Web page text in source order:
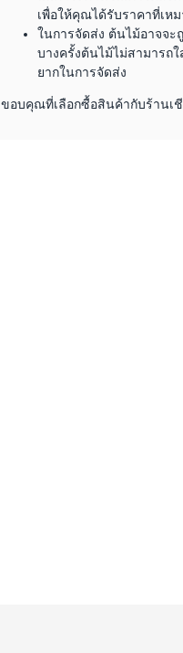
เพื่อให้คุณได้รับราคาที่เห
ในการจัดส่ง ต้นไม้อาจจะ
บางครั้งต้นไม้ไม่สามารถ
ยากในการจัดส่ง
ขอบคุณที่เลือกซื้อสินค้ากับร้านเชี